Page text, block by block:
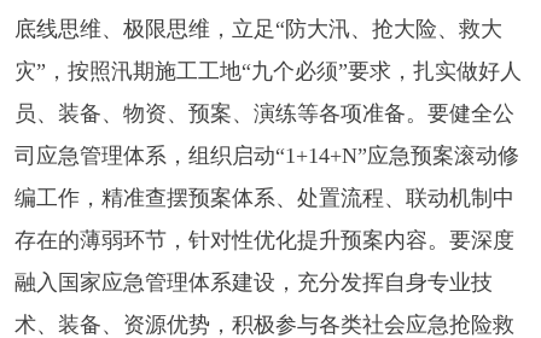
底线思维、极限思维，立足“防大汛、抢大险、救大
灾”，按照汛期施工工地“九个必须”要求，扎实做好人
员、装备、物资、预案、演练等各项准备。要健全公
司应急管理体系，组织启动“1+14+N”应急预案滚动修
编工作，精准查摆预案体系、处置流程、联动机制中
存在的薄弱环节，针对性优化提升预案内容。要深度
融入国家应急管理体系建设，充分发挥自身专业技
术、装备、资源优势，积极参与各类社会应急抢险救